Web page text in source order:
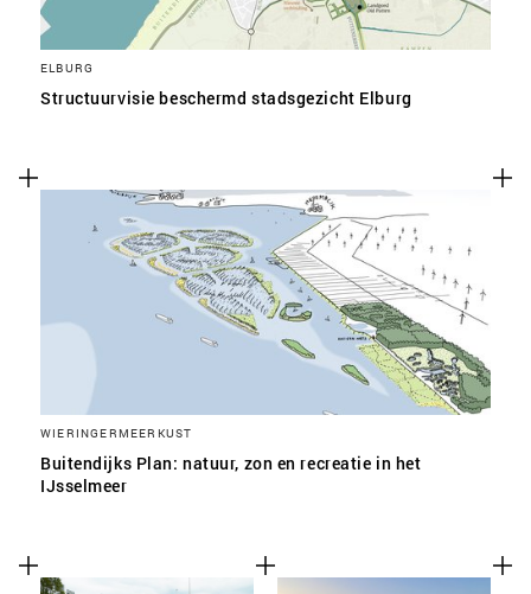
ELBURG
Structuurvisie beschermd stadsgezicht Elburg
WIERINGERMEERKUST
Buitendijks Plan: natuur, zon en recreatie in het
IJsselmeer